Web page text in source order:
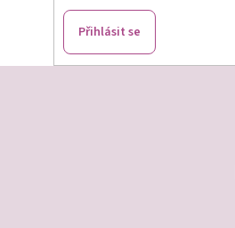
Přihlásit se